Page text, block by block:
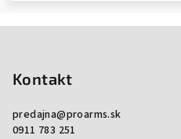
Kontakt
predajna@proarms.sk
0911 783 251